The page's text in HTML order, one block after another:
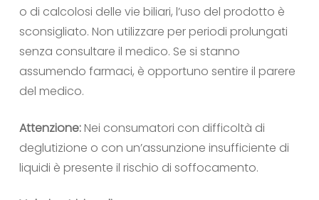
o di calcolosi delle vie biliari, l’uso del prodotto è
sconsigliato. Non utilizzare per periodi prolungati
senza consultare il medico. Se si stanno
assumendo farmaci, è opportuno sentire il parere
del medico.
Attenzione:Nei consumatori con difficoltà di
deglutizione o con un’assunzione insufficiente di
liquidi è presente il rischio di soffocamento.